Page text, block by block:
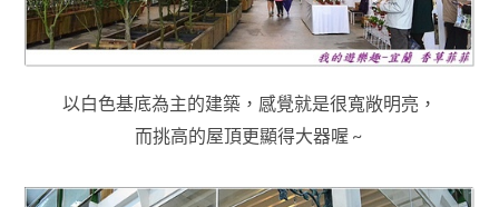
以白色基底為主的建築，感覺就是很寬敞明亮 ，
而挑高的屋頂更顯得大器喔 ~